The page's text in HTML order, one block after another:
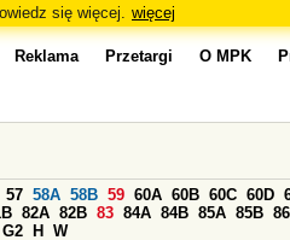
się więcej. więcej
Reklama Przetargi O MPK
57 58A 58B 59 60A 60B 60C 60D
82A 82B 83 84A 84B 85A 85B 86
G2 H W